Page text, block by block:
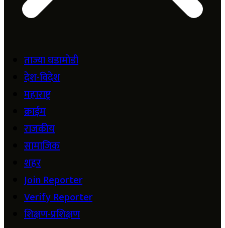
ताज्या घडामोडी
देश-विदेश
महाराष्ट्र
क्राईम
राजकीय
सामाजिक
शहर
Join Reporter
Verify Reporter
शिक्षण-प्रशिक्षण